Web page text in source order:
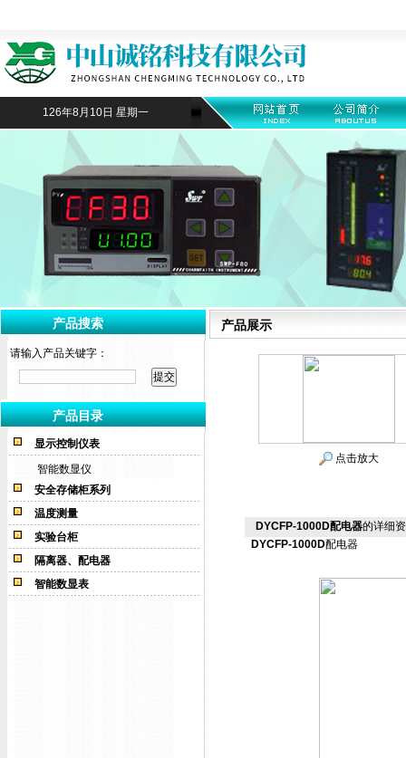
126年8月10日 星期一
产品搜索
请输入产品关键字：
产品目录
显示控制仪表
智能数显仪
安全存储柜系列
温度测量
实验台柜
隔离器、配电器
智能数显表
产品展示
点击放大
DYCFP-1000D配电器的详细
DYCFP-1000D配电器